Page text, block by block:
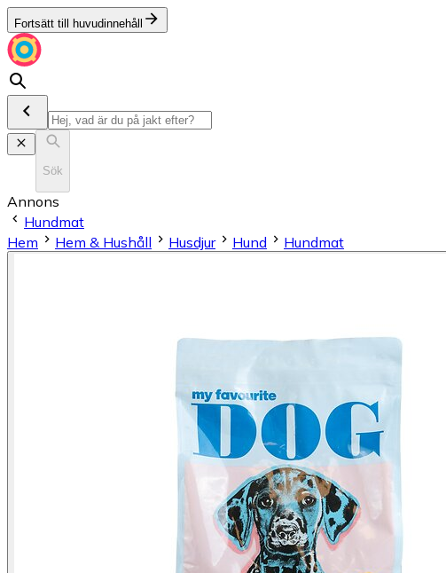
Fortsätt till huvudinnehåll
Sök
Annons
Hundmat
Hem
Hem & Hushåll Husdjur Hund Hundmat